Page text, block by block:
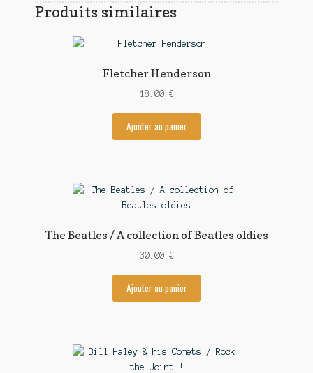
Produits similaires
Fletcher Henderson
18.00 €
Ajouter au panier
The Beatles / A collection of Beatles oldies
30.00 €
Ajouter au panier